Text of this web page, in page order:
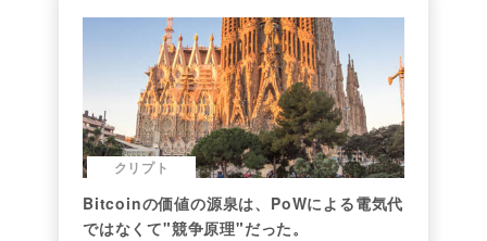
クリプト
Bitcoinの価値の源泉は、PoWによる電気代
ではなくて"競争原理"だった。